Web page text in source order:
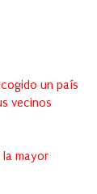
un país
vecinos
mayor